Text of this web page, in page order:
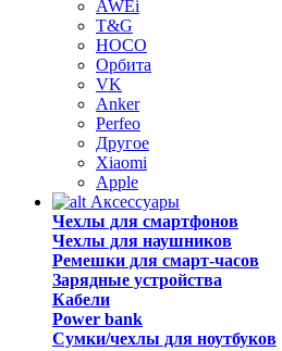
AWEi
T&G
HOCO
Орбита
VK
Anker
Perfeo
Другое
Xiaomi
Apple
Аксессуары
Чехлы для смартфонов
Чехлы для наушников
Ремешки для смарт-часов
Зарядные устройства
Кабели
Power bank
Сумки/чехлы для ноутбуков